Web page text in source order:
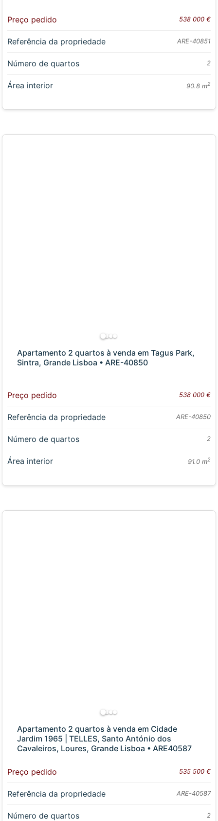
Preço pedido 538 000 €
Referência da propriedade ARE-40851
Número de quartos 2
Área interior 90.8 m2
Apartamento 2 quartos à venda em Tagus Park,
Sintra, Grande Lisboa • ARE-40850
Preço pedido 538 000 €
Referência da propriedade ARE-40850
Número de quartos 2
Área interior 91.0 m2
Apartamento 2 quartos à venda em Cidade
Jardim 1965 | TELLES, Santo António dos
Cavaleiros, Loures, Grande Lisboa • ARE40587
Preço pedido 535 500 €
Referência da propriedade ARE-40587
Número de quartos 2